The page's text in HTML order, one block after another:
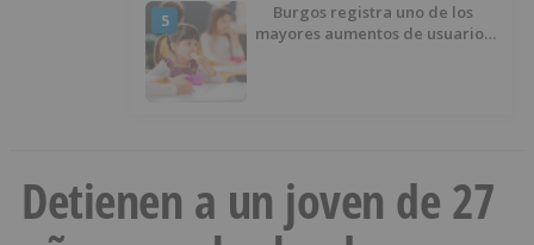
5
Burgos registra uno de los
mayores aumentos de usuarios
Detienen a un joven de 27